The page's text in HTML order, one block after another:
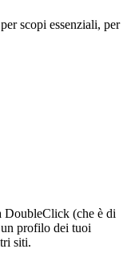
scopi essenziali, per
DoubleClick (che è di
profilo dei tuoi
siti.